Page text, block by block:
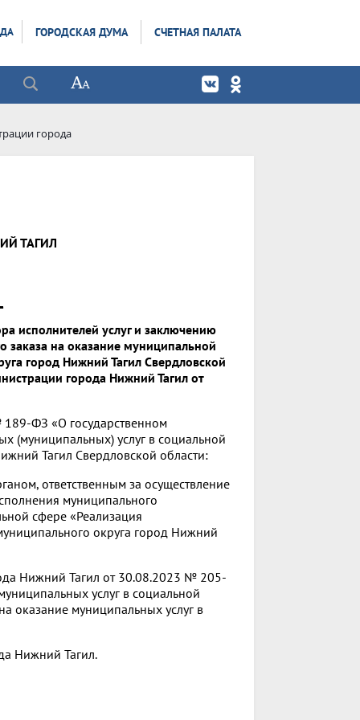
ГОРОДСКАЯ ДУМА СЧЕТНАЯ ПАЛАТА
города
ТАГИЛ
исполнителей услуг и заключению
заказа на оказание муниципальной
город Нижний Тагил Свердловской
города Нижний Тагил от
ФЗ «О государственном
(муниципальных) услуг в социальной
Тагил Свердловской области:
ответственным за осуществление
муниципального
сфере «Реализация
округа город Нижний
Нижний Тагил от 30.08.2023 № 205-
услуг в социальной
оказание муниципальных услуг в
Нижний Тагил.